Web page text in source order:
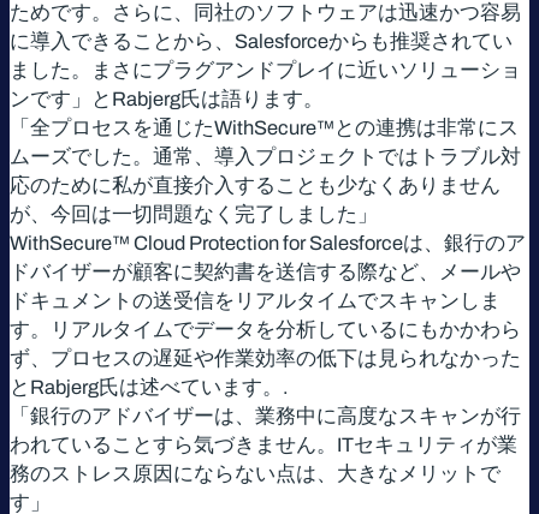
ためです。さらに、同社のソフトウェアは迅速かつ容易
に導入できることから、Salesforceからも推奨されてい
ました。まさにプラグアンドプレイに近いソリューショ
ンです」とRabjerg氏は語ります。
「全プロセスを通じたWithSecure™との連携は非常にス
ムーズでした。通常、導入プロジェクトではトラブル対
応のために私が直接介入することも少なくありません
が、今回は一切問題なく完了しました」
WithSecure™ Cloud Protection for Salesforceは、銀行のア
ドバイザーが顧客に契約書を送信する際など、メールや
ドキュメントの送受信をリアルタイムでスキャンしま
す。リアルタイムでデータを分析しているにもかかわら
ず、プロセスの遅延や作業効率の低下は見られなかった
とRabjerg氏は述べています。.
「銀行のアドバイザーは、業務中に高度なスキャンが行
われていることすら気づきません。ITセキュリティが業
務のストレス原因にならない点は、大きなメリットで
す」